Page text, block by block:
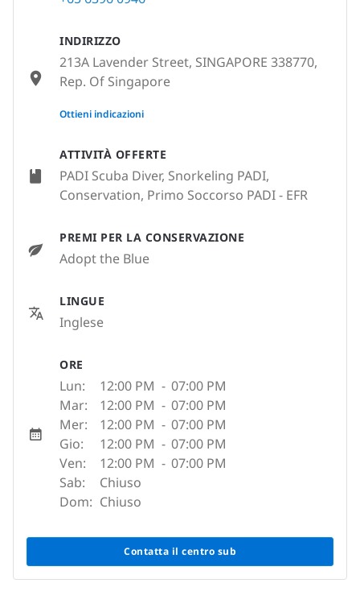
ATTIVITÀ OFFERTE
PADI Scuba Diver, Snorkeling PADI,
Conservation, Primo Soccorso PADI - EFR
PREMI PER LA CONSERVAZIONE
Adopt the Blue
LINGUE
Inglese
ORE
Lun: 12:00 PM - 07:00 PM
Mar:
12:00 PM - 07:00 PM
Mer:
12:00 PM - 07:00 PM
Gio:
12:00 PM - 07:00 PM
Ven:
12:00 PM - 07:00 PM
Sab:
Chiuso
Dom: Chiuso
Contatta il centro sub
INDIRIZZO
213A Lavender Street, SINGAPORE 338770,
Rep. Of Singapore
None
Ottieni indicazioni